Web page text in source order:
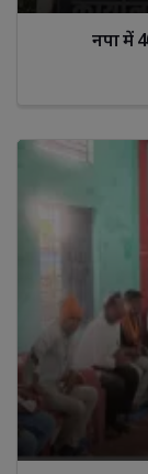
नपा में